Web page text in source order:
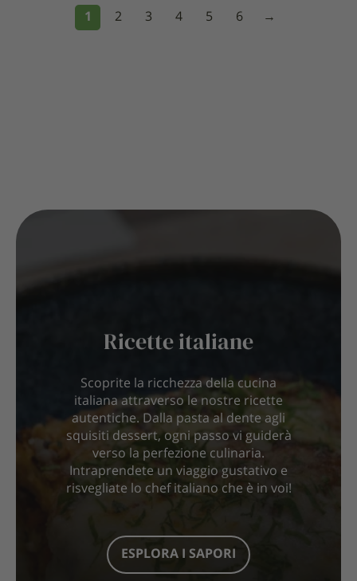
1 2 3 4 5 6 →
Ricette italiane
Scoprite la ricchezza della cucina
italiana attraverso le nostre ricette
autentiche. Dalla pasta al dente agli
squisiti dessert, ogni passo vi guiderà
verso la perfezione culinaria.
Intraprendete un viaggio gustativo e
risvegliate lo chef italiano che è in voi!
ESPLORA I SAPORI